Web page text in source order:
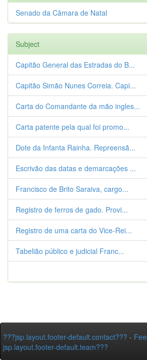
Senado da Câmara de Natal
Subject
Capitão General das Estradas do B...
Capitão Simão Nunes Correia. Capi...
Carta do Comandante da mão ingles...
Carta patente pela qual foi promo...
Dote da Infanta Rainha. Repreensã...
Escrivão das datas e demarcações ...
Francisco de Brito Saraiva, cargo...
Registro de ferros de gado. Provi...
Registro de uma carta do Vice-Rei...
Tabelião público e judicial Franc...
???jsp.layout.footer-default.contact??? -
jsp.layout.footer-default.team???